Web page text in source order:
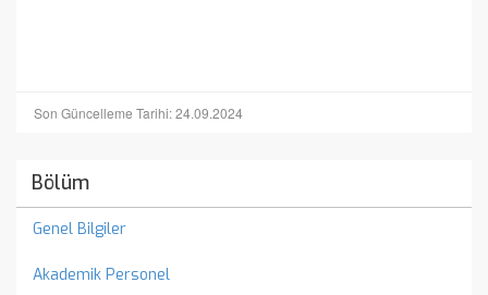
Son Güncelleme Tarihi: 24.09.2024
Bölüm
Genel Bilgiler
Akademik Personel